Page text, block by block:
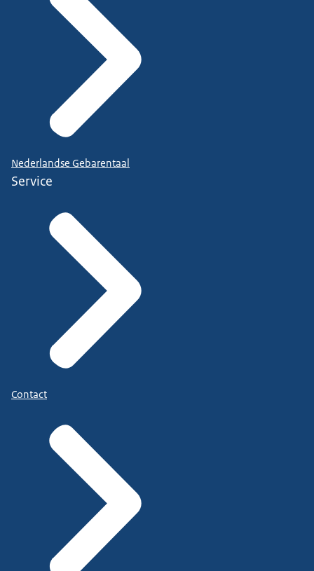
Nederlandse Gebarentaal
Service
Contact